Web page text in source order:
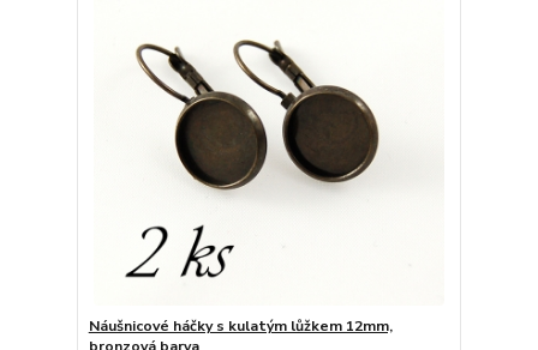
Náušnicové háčky s kulatým lůžkem 12mm,
bronzová barva